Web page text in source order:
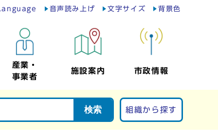
音声読み上げ 文字サイズ 背景色
産業・
事業者
施設案内 市政情報
検索 組織から探す